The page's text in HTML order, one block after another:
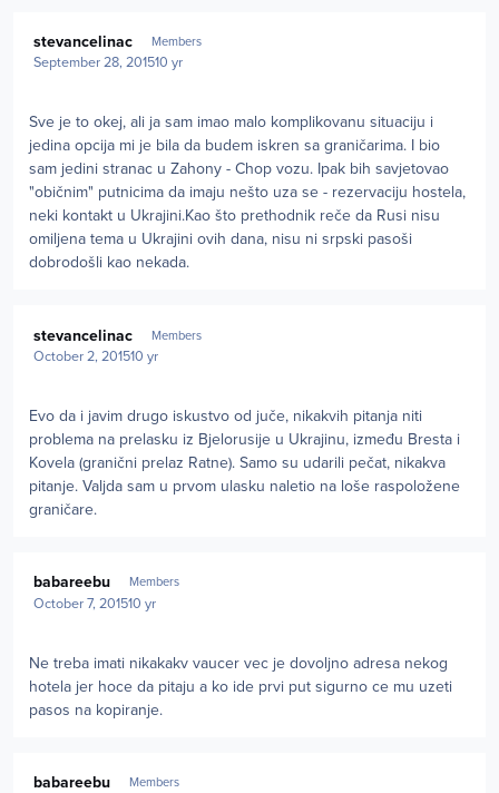
stevancelinac Members
September 28, 201510 yr
Sve je to okej, ali ja sam imao malo komplikovanu situaciju i
jedina opcija mi je bila da budem iskren sa graničarima. I bio
sam jedini stranac u Zahony - Chop vozu. Ipak bih savjetovao
"običnim" putnicima da imaju nešto uza se - rezervaciju hostela,
neki kontakt u Ukrajini.Kao što prethodnik reče da Rusi nisu
omiljena tema u Ukrajini ovih dana, nisu ni srpski pasoši
dobrodošli kao nekada.
stevancelinac Members
October 2, 201510 yr
Evo da i javim drugo iskustvo od juče, nikakvih pitanja niti
problema na prelasku iz Bjelorusije u Ukrajinu, između Bresta i
Kovela (granični prelaz Ratne). Samo su udarili pečat, nikakva
pitanje. Valjda sam u prvom ulasku naletio na loše raspoložene
graničare.
babareebu Members
October 7, 201510 yr
Ne treba imati nikakakv vaucer vec je dovoljno adresa nekog
hotela jer hoce da pitaju a ko ide prvi put sigurno ce mu uzeti
pasos na kopiranje.
babareebu Members